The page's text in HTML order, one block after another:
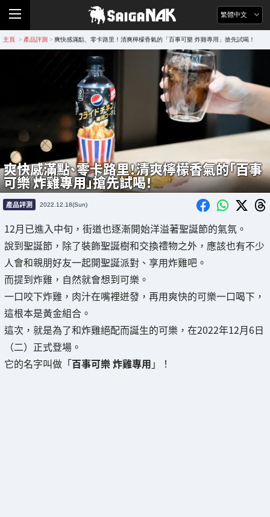
繁體中文
主頁 > 產品評測 > 爽快感滿點、零卡路里！清爽檸檬香氣的「百事可樂 炸雞專用」搶先試喝！
爽快感滿點、零卡路里！清爽檸檬香氣的「百事
可樂 炸雞專用」搶先試喝！
產品評測 2022.12.18(Sun)
12月已進入中旬，街道也逐漸開始洋溢著聖誕節的氣氛。
說到聖誕節，除了裝飾聖誕樹和交換禮物之外，應該也有不少
人會和親朋好友一起開聖誕派對、享用炸雞吧。
而提到炸雞，自然就會想到可樂。
一口咬下炸雞，肉汁在嘴裡迸發，再用爽快的可樂一口喝下，
這根本是黃金組合。
這次，就是為了和炸雞絕配而誕生的可樂，在2022年12月6日
（二）正式登場。
它的名字叫做「百事可樂 炸雞專用 」！